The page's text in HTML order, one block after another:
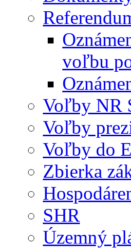
voľbu
Voľby NR
Voľby
Voľby do
Zbierka
SHR
Územný